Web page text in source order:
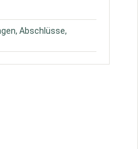
Abschlüsse,